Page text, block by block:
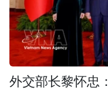
外交部长黎怀忠